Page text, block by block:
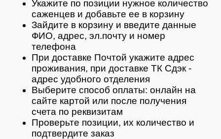
Укажите по позиции нужное количество
саженцев и добавьте ее в корзину
Зайдите в корзину и введите данные
ФИО, адрес, эл.почту и номер
телефона
При доставке Почтой укажите адрес
проживания, при доставке ТК Сдэк -
адрес удобного отделения
Выберите способ оплаты: онлайн на
сайте картой или после получения
счета по реквизитам
Проверьте позиции, их количество и
подтвердите заказ